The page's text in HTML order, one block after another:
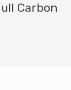
Carbon